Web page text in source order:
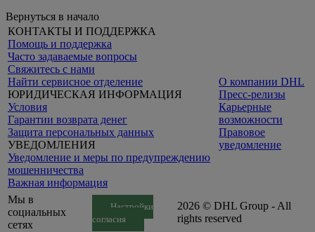
Вернуться в начало
КОНТАКТЫ И ПОДДЕРЖКА
Помощь и поддержка
Часто задаваемые вопросы
Свяжитесь с нами
Найти сервисное отделение
ЮРИДИЧЕСКАЯ ИНФОРМАЦИЯ
Условия
Гарантии возврата денег
Защита персональных данных
УВЕДОМЛЕНИЯ
Уведомление и меры по предупреждению
мошенничества
Важная информация
О компании DHL
Пресс-релизы
Карьерные
возможности
Правовое
уведомление
Мы в
социальных
сетях
Настройки
согласия
2026 © DHL Group - All
rights reserved